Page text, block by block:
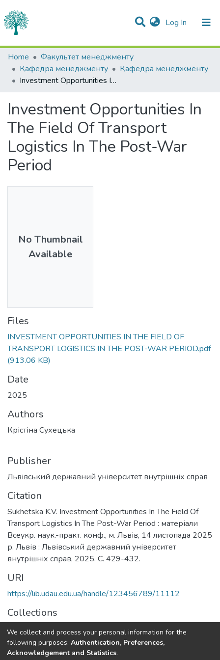
Log In (current)
Statistics
Communities & Collections
Home
Факультет менеджменту
Кафедра менеджменту
Кафедра менеджменту
Investment Opportunities In The Field Of Transport Logistics In The Post-War Period
Investment Opportunities In
The Field Of Transport
Logistics In The Post-War
Period
No Thumbnail
Available
Files
INVESTMENT OPPORTUNITIES IN THE FIELD OF
TRANSPORT LOGISTICS IN THE POST-WAR PERIOD.pdf
(913.06 KB)
Date
2025
Authors
Крістіна Сухецька
Publisher
Львівський державний університет внутрішніх справ
Citation
Sukhetska K.V. Investment Opportunities In The Field Of
Transport Logistics In The Post-War Period : матеріали
Всеукр. наук.-практ. конф., м. Львів, 14 листопада 2025
р. Львів : Львівський державний університет
внутрішніх справ, 2025. С. 429-432.
URI
https://lib.udau.edu.ua/handle/123456789/11112
Collections
Кафедра менеджменту
Full item page
We collect and process your personal information for the
following purposes: Authentication, Preferences,
Acknowledgement and Statistics.